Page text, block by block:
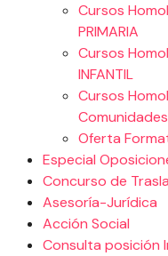
Cursos
PRIMARIA
Cursos
INFANTIL
Cursos
Comunidades
Oferta
Especial
Concurso de
Asesoría-Jurídica
Acción Social
Consulta posición